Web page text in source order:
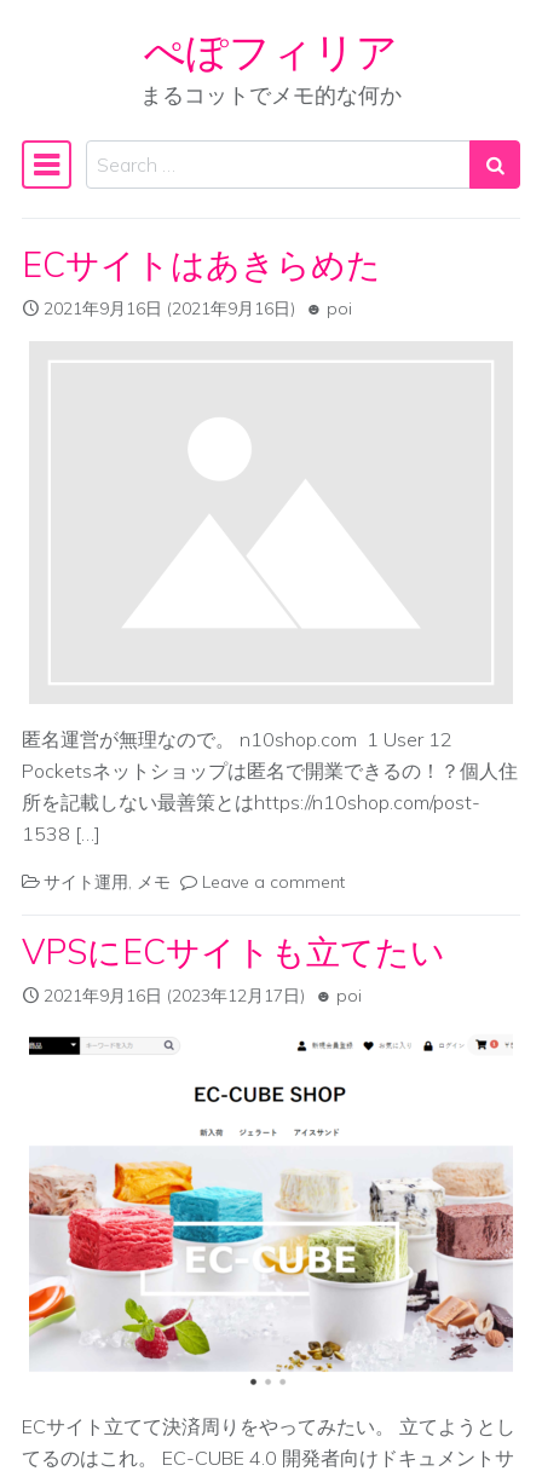
Skip to content
ぺぽフィリア
まるコットでメモ的な何か
Main Navigation
Search
ECサイトはあきらめた
2021年9月16日 (2021年9月16日) poi
匿名運営が無理なので。 n10shop.com 1 User 12
Pocketsネットショップは匿名で開業できるの！？個人住
所を記載しない最善策とはhttps://n10shop.com/post-
1538 […]
サイト運用, メモ Leave a comment
VPSにECサイトも立てたい
2021年9月16日 (2023年12月17日) poi
ECサイト立てて決済周りをやってみたい。 立てようとし
てるのはこれ。 EC-CUBE 4.0 開発者向けドキュメントサ